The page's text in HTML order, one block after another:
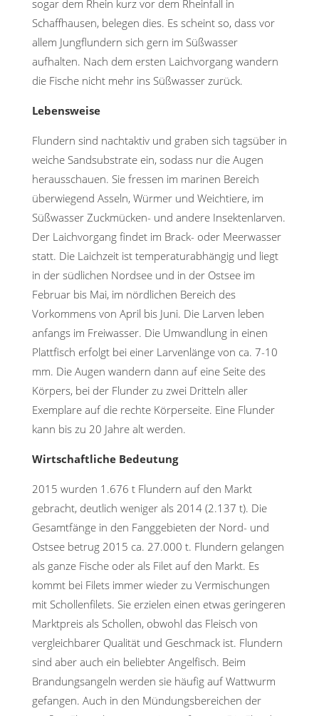
sogar dem Rhein kurz vor dem Rheinfall in
Schaffhausen, belegen dies. Es scheint so, dass vor
allem Jungflundern sich gern im Süßwasser
aufhalten. Nach dem ersten Laichvorgang wandern
die Fische nicht mehr ins Süßwasser zurück.
Lebensweise
Flundern sind nachtaktiv und graben sich tagsüber in
weiche Sandsubstrate ein, sodass nur die Augen
herausschauen. Sie fressen im marinen Bereich
überwiegend Asseln, Würmer und Weichtiere, im
Süßwasser Zuckmücken- und andere Insektenlarven.
Der Laichvorgang findet im Brack- oder Meerwasser
statt. Die Laichzeit ist temperaturabhängig und liegt
in der südlichen Nordsee und in der Ostsee im
Februar bis Mai, im nördlichen Bereich des
Vorkommens von April bis Juni. Die Larven leben
anfangs im Freiwasser. Die Umwandlung in einen
Plattfisch erfolgt bei einer Larvenlänge von ca. 7-10
mm. Die Augen wandern dann auf eine Seite des
Körpers, bei der Flunder zu zwei Dritteln aller
Exemplare auf die rechte Körperseite. Eine Flunder
kann bis zu 20 Jahre alt werden.
Wirtschaftliche Bedeutung
2015 wurden 1.676 t Flundern auf den Markt
gebracht, deutlich weniger als 2014 (2.137 t). Die
Gesamtfänge in den Fanggebieten der Nord- und
Ostsee betrug 2015 ca. 27.000 t. Flundern gelangen
als ganze Fische oder als Filet auf den Markt. Es
kommt bei Filets immer wieder zu Vermischungen
mit Schollenfilets. Sie erzielen einen etwas geringeren
Marktpreis als Schollen, obwohl das Fleisch von
vergleichbarer Qualität und Geschmack ist. Flundern
sind aber auch ein beliebter Angelfisch. Beim
Brandungsangeln werden sie häufig auf Wattwurm
gefangen. Auch in den Mündungsbereichen der